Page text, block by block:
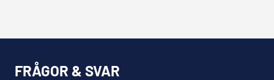
FRÅGOR & SVAR